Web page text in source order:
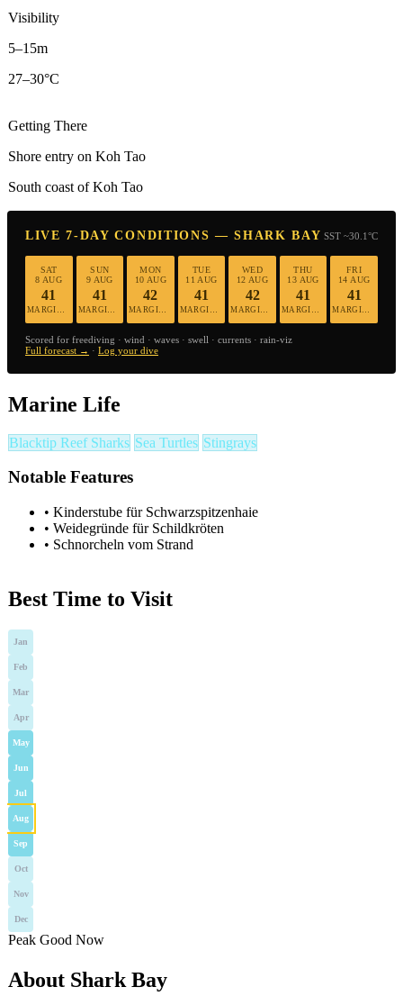
Visibility
5–15m
27–30°C
Getting There
Shore entry on Koh Tao
South coast of Koh Tao
LIVE 7-DAY CONDITIONS — SHARK BAY SST ~30.1°C
SAT
8 AUG
41
SUN
9 AUG
41
MON
10 AUG
42
MARGINAL
TUE
11 AUG
41
WED
12 AUG
42
THU
13 AUG
41
FRI
14 AUG
41
Scored for freediving · wind · waves · swell · currents · rain-viz
Full forecast → · Log your dive
Marine Life
Blacktip Reef Sharks Sea Turtles Stingrays
Notable Features
• Kinderstube für Schwarzspitzenhaie
• Weidegründe für Schildkröten
• Schnorcheln vom Strand
Best Time to Visit
Jan
Feb
Mar
Apr
May
Jun
Jul
Aug
Sep
Oct
Nov
Dec
Peak Good Now
About Shark Bay